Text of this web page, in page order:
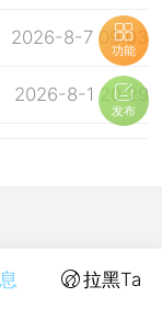
拉黑Ta
2026-8-7 09:03
2026-8-1 20:29
功能
发布